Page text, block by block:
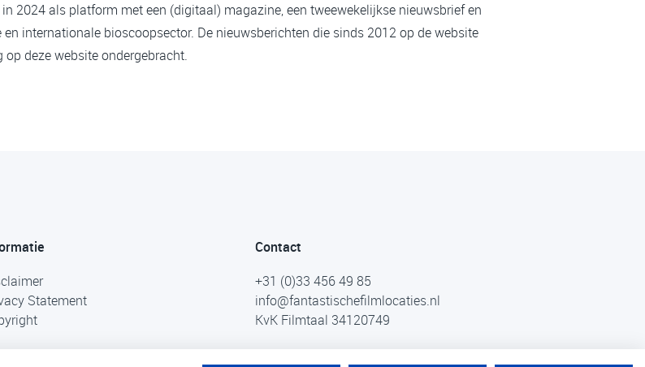
2024 als platform met een (digitaal) magazine, een tweewekelijkse nieuwsbrief en
internationale bioscoopsector. De nieuwsberichten die sinds 2012 op de website
deze website ondergebracht.
Statement
Contact
+31 (0)33 456 49 85
info@fantastischefilmlocaties.nl
KvK Filmtaal 34120749